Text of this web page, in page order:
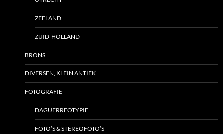
ZEELAND
ZUID-HOLLAND
BRONS
DIVERSEN, KLEIN ANTIEK
FOTOGRAFIE
DAGUERREOTYPIE
FOTO’S & STEREOFOTO’S